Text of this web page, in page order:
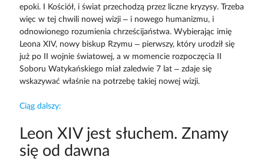
epoki. I Kościół, i świat przechodzą przez liczne kryzysy. Trzeba
więc w tej chwili nowej wizji – i nowego humanizmu, i
odnowionego rozumienia chrześcijaństwa. Wybierając imię
Leona XIV, nowy biskup Rzymu – pierwszy, który urodził się
już po II wojnie światowej, a w momencie rozpoczęcia II
Soboru Watykańskiego miał zaledwie 7 lat – zdaje się
wskazywać właśnie na potrzebę takiej nowej wizji.
Ciąg dalszy:
Leon XIV jest słuchem. Znamy
się od dawna